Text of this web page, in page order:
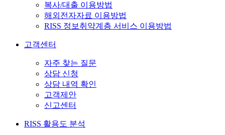
복사/대출 이용방법
해외전자자료 이용방법
RISS 정보취약계층 서비스 이용방법
고객센터
자주 찾는 질문
상담 신청
상담 내역 확인
고객제안
신고센터
RISS 활용도 분석